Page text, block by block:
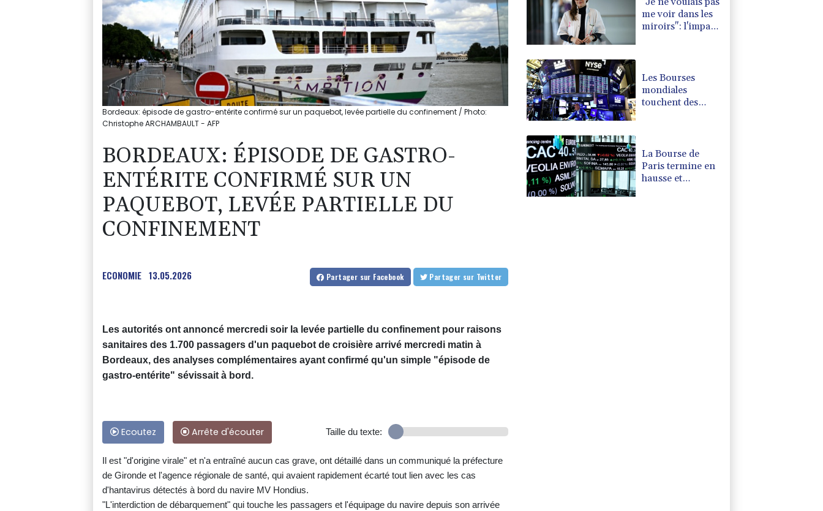
Bordeaux: épisode de gastro-entérite confirmé sur un paquebot, levée partielle du confinement / Photo:
Christophe ARCHAMBAULT - AFP
BORDEAUX: ÉPISODE DE GASTRO-
ENTÉRITE CONFIRMÉ SUR UN
PAQUEBOT, LEVÉE PARTIELLE DU
CONFINEMENT
ECONOMIE 13.05.2026 Partager sur Facebook Partager sur Twitter
Les autorités ont annoncé mercredi soir la levée partielle du confinement pour raisons
sanitaires des 1.700 passagers d'un paquebot de croisière arrivé mercredi matin à
Bordeaux, des analyses complémentaires ayant confirmé qu'un simple "épisode de
gastro-entérite" sévissait à bord.
Ecoutez Arrête d'écouter Taille du texte:
Il est "d'origine virale" et n'a entraîné aucun cas grave, ont détaillé dans un communiqué la préfecture
de Gironde et l'agence régionale de santé, qui avaient rapidement écarté tout lien avec les cas
d'hantavirus détectés à bord du navire MV Hondius.
"L'interdiction de débarquement" qui touche les passagers et l'équipage du navire depuis son arrivée
me voir dans les
miroirs": l'impact
Les Bourses
mondiales
touchent des
La Bourse de
Paris termine en
hausse et